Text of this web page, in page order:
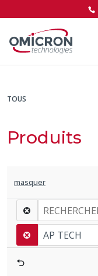
TOUS
Produits
masquer
AP TECH